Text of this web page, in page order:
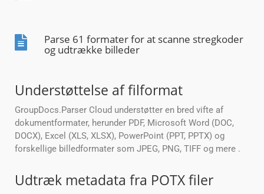
Parse 61 formater for at scanne stregkoder
og udtrække billeder
Understøttelse af filformat
GroupDocs.Parser Cloud understøtter en bred vifte af
dokumentformater, herunder PDF, Microsoft Word (DOC,
DOCX), Excel (XLS, XLSX), PowerPoint (PPT, PPTX) og
forskellige billedformater som JPEG, PNG, TIFF og mere .
Udtræk metadata fra POTX filer